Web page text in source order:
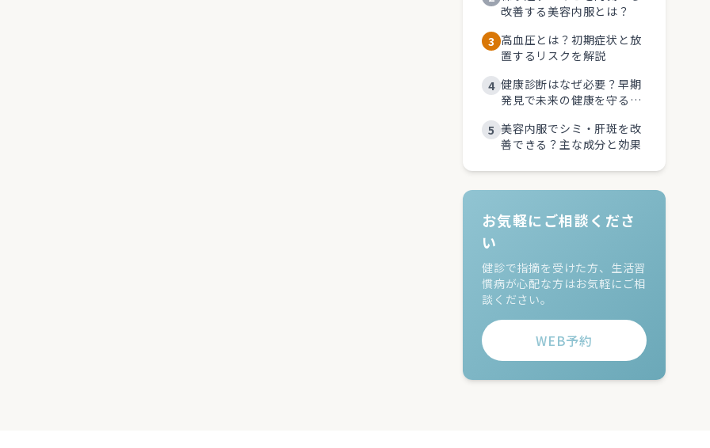
改善する美容内服とは？
3 高血圧とは？初期症状と放
置するリスクを解説
4 健康診断はなぜ必要？早期
発見で未来の健康を守るメ
5 美容内服でシミ・肝斑を改
善できる？主な成分と効果
お気軽にご相談くださ
い
健診で指摘を受けた方、生活習
慣病が心配な方はお気軽にご相
談ください。
WEB予約